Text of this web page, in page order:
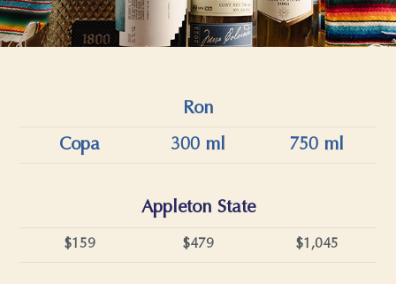
Ron
Copa 300 ml 750 ml
Appleton State
$159 $479 $1,045